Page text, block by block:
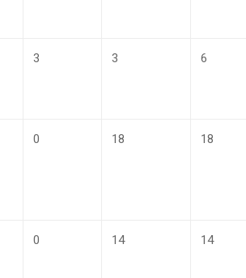
3 3 6
0 18 18
0 14 14